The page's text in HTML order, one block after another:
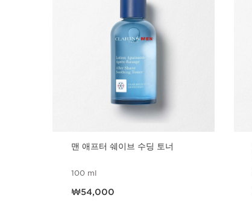
맨 애프터 쉐이브 수딩 토너
100 ml
₩54,000